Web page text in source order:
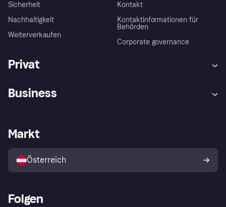
Sicherheit
Nachhaltigkeit
Weiterverkaufen
Kontakt
Kontaktinformationen für
Behörden
Corporate governance
Privat
Shops entdecken
Business
Händlerportal
Markt
Österreich
Folgen